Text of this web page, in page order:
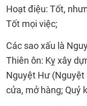
Hoạt điệu: Tốt,
Tốt mọi việc;
Các sao xấu là
Thiên ôn: Kỵ xây
Nguyệt Hư (Nguyệt
cửa, mở hàng; Quỷ